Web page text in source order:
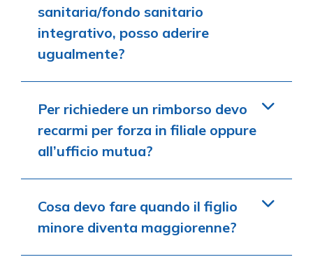
sanitaria/fondo sanitario
integrativo, posso aderire
ugualmente?
Per richiedere un rimborso devo
recarmi per forza in filiale oppure
all’ufficio mutua?
Cosa devo fare quando il figlio
minore diventa maggiorenne?